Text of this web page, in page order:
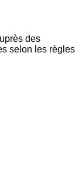
des
selon les règles